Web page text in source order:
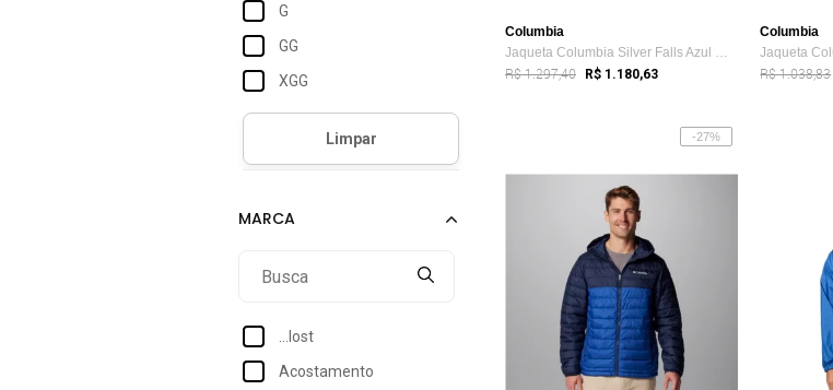
G
GG
XGG
...lost
Acostamento
Columbia
Jaqueta Columbia Silver Falls Azul Masculino
R$ 1.297,40 R$ 1.180,63
Columbia
R$ 1.038,83
-27%